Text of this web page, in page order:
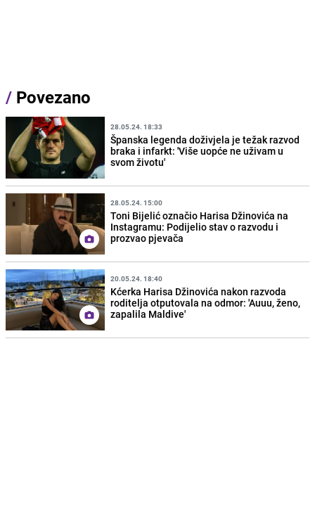
/ Povezano
28.05.24. 18:33
Španska legenda doživjela je težak razvod
braka i infarkt: 'Više uopće ne uživam u
svom životu'
28.05.24. 15:00
Toni Bijelić označio Harisa Džinovića na
Instagramu: Podijelio stav o razvodu i
prozvao pjevača
20.05.24. 18:40
Kćerka Harisa Džinovića nakon razvoda
roditelja otputovala na odmor: 'Auuu, ženo,
zapalila Maldive'